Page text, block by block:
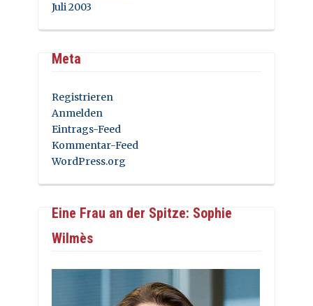
Juli 2003
Meta
Registrieren
Anmelden
Eintrags-Feed
Kommentar-Feed
WordPress.org
Eine Frau an der Spitze: Sophie
Wilmès